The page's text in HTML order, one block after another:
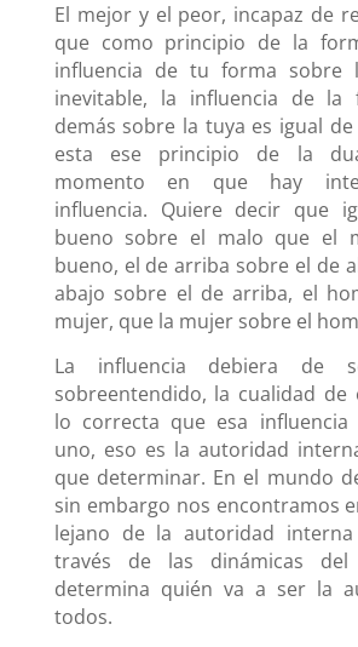
El mejor y el peor, incapaz de
que como principio de la
influencia de tu forma sobre
inevitable, la influencia de la
demás sobre la tuya es igual
esta ese principio de la
momento en que hay
influencia. Quiere decir que
bueno sobre el malo que el
bueno, el de arriba sobre el de
abajo sobre el de arriba, el
mujer, que la mujer sobre el
La influencia debiera de
sobreentendido, la cualidad de
lo correcta que esa influencia
uno, eso es la autoridad
que determinar. En el mundo
sin embargo nos encontramos
lejano de la autoridad
través de las dinámicas
determina quién va a ser la
todos.